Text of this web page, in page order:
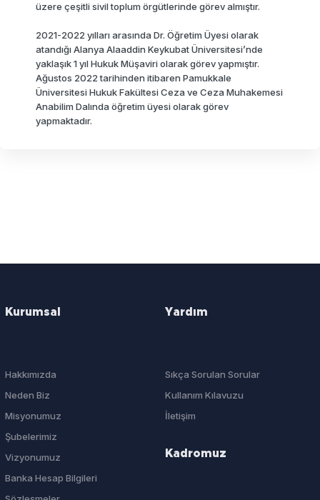
üzere çeşitli sivil toplum örgütlerinde görev almıştır.
2021-2022 yılları arasında Dr. Öğretim Üyesi olarak
atandığı Alanya Alaaddin Keykubat Üniversitesi’nde
yaklaşık 1 yıl Hukuk Müşaviri olarak görev yapmıştır.
Ağustos 2022 tarihinden itibaren Pamukkale
Üniversitesi Hukuk Fakültesi Ceza ve Ceza Muhakemesi
Anabilim Dalında öğretim üyesi olarak görev
yapmaktadır.
Kurumsal
Hakkımızda
Neden Biz
Misyonumuz
Şubelerimiz
Vizyonumuz
Banka Hesap Bilgileri
Yardım
Sıkça Sorulan Sorular
Kullanım Kılavuzu
İletişim
Kadromuz